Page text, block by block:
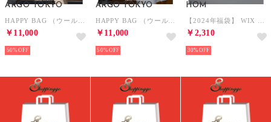
ARGO TOKYO
HAPPY BAG （ウールブレンドガウンコートが必ず入ります）オリジナルウールブレンドコートが必ず入る、カラーが選べる5点福袋 【返品不可商品】 （キャメル）
￥11,000
50%
ARGO TOKYO
HAPPY BAG （ウールブレンドガウンコートが必ず入ります）オリジナルウールブレンドコートが必ず入る、カラーが選べる5点福袋 【返品不可商品】 （グレー）
￥11,000
50%
HOM
【2024年福袋】 WIX HMR72F301099【返品不可商品】 （アソート）
￥2,310
30%